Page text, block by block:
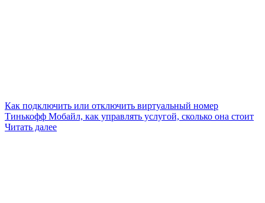
Как подключить или отключить виртуальный номер
Тинькофф Мобайл, как управлять услугой, сколько она стоит
Читать далее